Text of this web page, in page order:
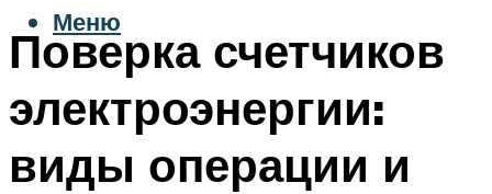
Меню
Поверка счетчиков
электроэнергии:
виды операции и